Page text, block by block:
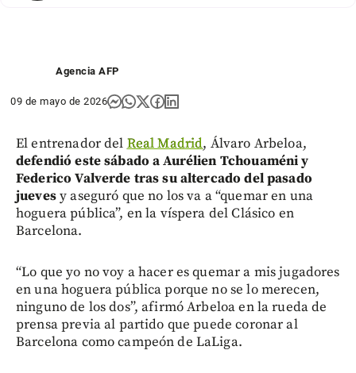
Agencia AFP
09 de mayo de 2026
El entrenador del Real Madrid, Álvaro Arbeloa,
defendió este sábado a Aurélien Tchouaméni y
Federico Valverde tras su altercado del pasado
juevesy aseguró que no los va a “quemar en una
hoguera pública”, en la víspera del Clásico en
Barcelona.
“Lo que yo no voy a hacer es quemar a mis jugadores
en una hoguera pública porque no se lo merecen,
ninguno de los dos”, afirmó Arbeloa en la rueda de
prensa previa al partido que puede coronar al
Barcelona como campeón de LaLiga.